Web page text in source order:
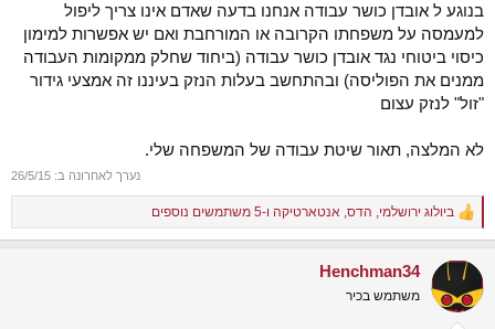
בנוגע ל אובדן כושר עבודה אנחנו בדעה שאדם אינו צריך ליפול
למעמסה על משפחתו הקרובה או המורחבת ואם יש אפשרות למימון
כיסוי ביטוחי נגד אובדן כושר עבודה (ביחוד שחלק ממקומות העבודה
ממנים את הפוליסה) ובהתחשב בעלות הנזק בעיננו זה אמצעי גידור
"זול" לנזק עצום
לא המלצה, תאור שיטת עבודה של המשפחה שלי.
נערך לאחרונה ב: 26/5/15
R
e
c
t
i
ביולוג ירושלמי, הדס, אנטארטיקה ו-5 משתמשים נוספים
Henchman34
משתמש בכיר